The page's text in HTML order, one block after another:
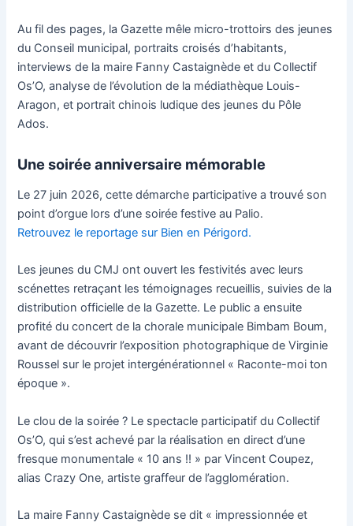
Au fil des pages, la Gazette mêle micro-trottoirs des jeunes
du Conseil municipal, portraits croisés d’habitants,
interviews de la maire Fanny Castaignède et du Collectif
Os’O, analyse de l’évolution de la médiathèque Louis-
Aragon, et portrait chinois ludique des jeunes du Pôle
Ados.
Une soirée anniversaire mémorable
Le 27 juin 2026, cette démarche participative a trouvé son
point d’orgue lors d’une soirée festive au Palio.
Retrouvez le reportage sur Bien en Périgord.
Les jeunes du CMJ ont ouvert les festivités avec leurs
scénettes retraçant les témoignages recueillis, suivies de la
distribution officielle de la Gazette. Le public a ensuite
profité du concert de la chorale municipale Bimbam Boum,
avant de découvrir l’exposition photographique de Virginie
Roussel sur le projet intergénérationnel « Raconte-moi ton
époque ».
Le clou de la soirée ? Le spectacle participatif du Collectif
Os’O, qui s’est achevé par la réalisation en direct d’une
fresque monumentale « 10 ans !! » par Vincent Coupez,
alias Crazy One, artiste graffeur de l’agglomération.
La maire Fanny Castaignède se dit « impressionnée et